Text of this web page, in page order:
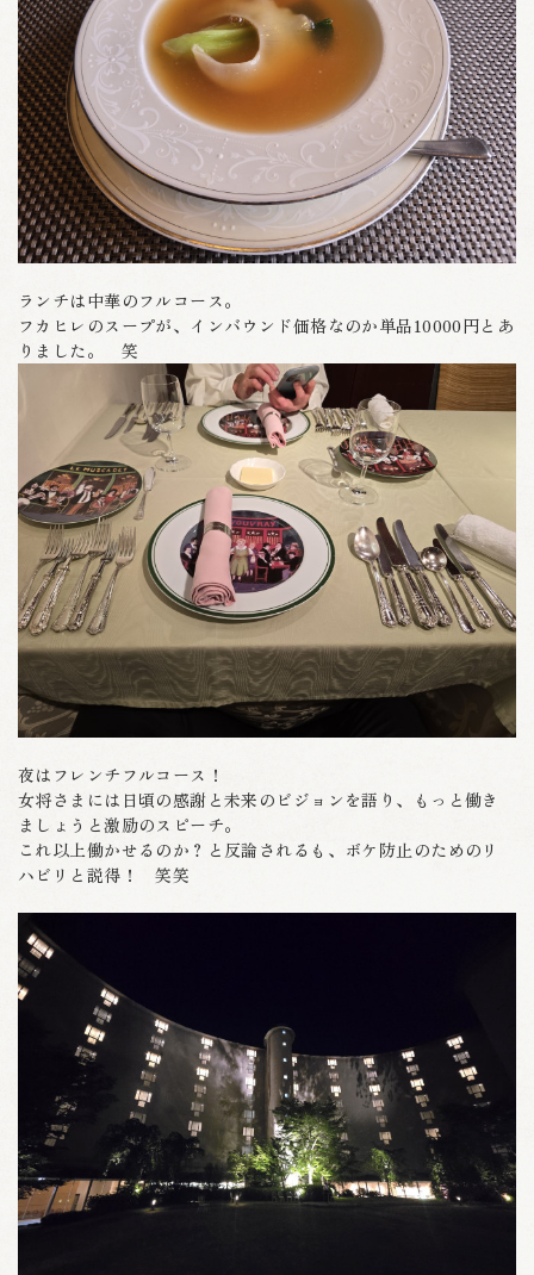
ランチは中華のフルコース。
フカヒレのスープが、インバウンド価格なのか単品10000円とあ
りました。 笑
夜はフレンチフルコース！
女将さまには日頃の感謝と未来のビジョンを語り、もっと働き
ましょうと激励のスピーチ。
これ以上働かせるのか？と反論されるも、ボケ防止のためのリ
ハビリと説得！ 笑笑